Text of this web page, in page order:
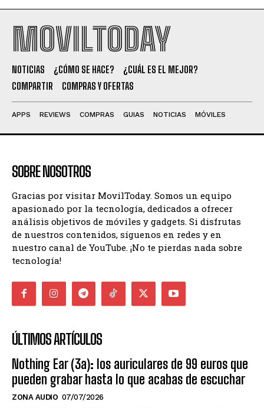
MOVILTODAY
NOTICIAS ¿CÓMO SE HACE?
¿CUÁL ES EL MEJOR?
COMPARTIR
COMPRAS Y OFERTAS
APPS REVIEWS COMPRAS GUIAS NOTICIAS MÓVILES
SOBRE NOSOTROS
Gracias por visitar MovilToday. Somos un equipo
apasionado por la tecnología, dedicados a ofrecer
análisis objetivos de móviles y gadgets. Si disfrutas
de nuestros contenidos, síguenos en redes y en
nuestro canal de YouTube. ¡No te pierdas nada sobre
tecnología!
ÚLTIMOS ARTÍCULOS
Nothing Ear (3a): los auriculares de 99 euros que
pueden grabar hasta lo que acabas de escuchar
ZONA AUDIO 07/07/2026